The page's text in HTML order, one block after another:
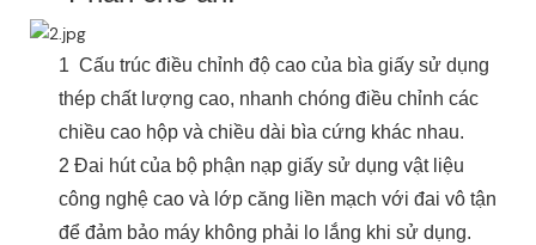
1 Cấu trúc điều chỉnh độ cao của bìa giấy sử dụng
thép chất lượng cao, nhanh chóng điều chỉnh các
chiều cao hộp và chiều dài bìa cứng khác nhau.
2 Đai hút của bộ phận nạp giấy sử dụng vật liệu
công nghệ cao và lớp căng liền mạch với đai vô tận
để đảm bảo máy không phải lo lắng khi sử dụng.